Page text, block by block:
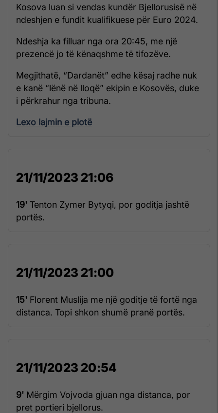
Kosova luan si vendas kundër Bjellorusisë në
ndeshjen e fundit kualifikuese për Euro 2024.
Ndeshja ka filluar nga ora 20:45, me një
prezencë jo të kënaqshme të tifozëve.
Megjithatë, “Dardanët” edhe kësaj radhe nuk
e kanë “lënë në lloqë” ekipin e Kosovës, duke
i përkrahur nga tribuna.
Lexo lajmin e plotë
21/11/2023 21:06
19' Tenton Zymer Bytyqi, por goditja jashtë
portës.
21/11/2023 21:00
15' Florent Muslija me një goditje të fortë nga
distanca. Topi shkon shumë pranë portës.
21/11/2023 20:54
9' Mërgim Vojvoda gjuan nga distanca, por
pret portieri bjellorus.